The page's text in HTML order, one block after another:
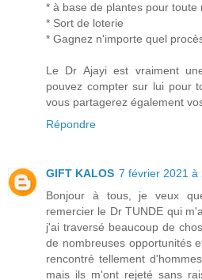
* à base de plantes pour toute
* Sort de loterie
* Gagnez n'importe quel
Le Dr Ajayi est vraiment
pouvez compter sur lui pour
vous partagerez également
Répondre
GIFT KALOS 7 février 2021 à
Bonjour à tous, je veux
remercier le Dr TUNDE qui
j'ai traversé beaucoup de
de nombreuses opportunités
rencontré tellement
mais ils m'ont rejeté sans